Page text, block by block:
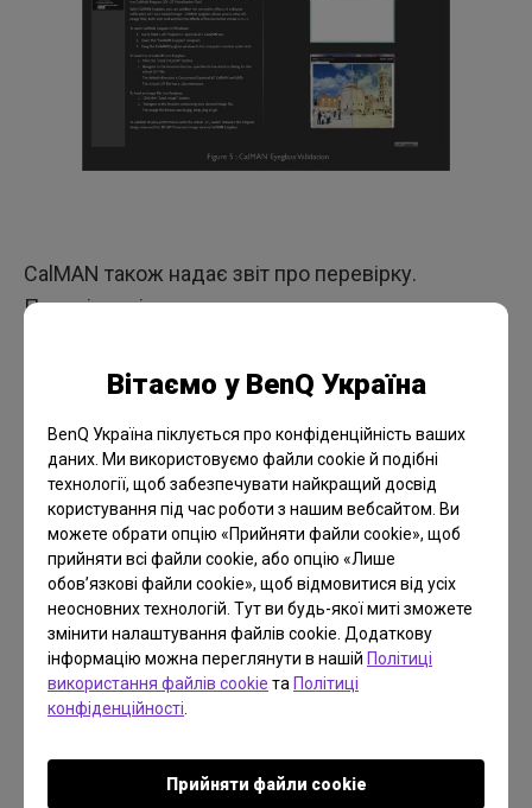
Вітаємо у BenQ Україна
BenQ Україна піклується про конфіденційність ваших
даних. Ми використовуємо файли cookie й подібні
технології, щоб забезпечувати найкращий досвід
користування під час роботи з нашим вебсайтом. Ви
можете обрати опцію «Прийняти файли cookie», щоб
прийняти всі файли cookie, або опцію «Лише
обов’язкові файли cookie», щоб відмовитися від усіх
неосновних технологій. Тут ви будь-якої миті зможете
змінити налаштування файлів cookie. Додаткову
інформацію можна переглянути в нашій Політиці
використання файлів cookie та Політиці
конфіденційності
Прийняти файли cookie
CalMAN також надає звіт про перевірку.
Перевірочні тести виконуються за такими
гамма-крива й корельована колірна температура.
Результати тесту відображаються на кольоровій
діаграмі червоним або зеленим кольором, щоб
показати успішний чи невдалий результат.
Приклад невдалого результату наведено нижче.
Максимальне й середнє значення Delta E вказує
на успішний або невдалий результат, позначений
червоним або зеленим кольором, як показано на
рис. 6. Значення DeltaE в різних кольорах
відображаються на гістограмі, як показано на
рис. 7.